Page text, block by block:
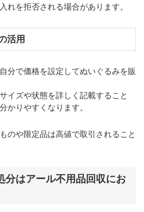
れを拒否される場合があります。
活用
分で価格を設定してぬいぐるみを販
イズや状態を詳しく記載すること
かりやすくなります。
のや限定品は高値で取引されること
分はアール不用品回収にお